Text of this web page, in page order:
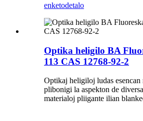
enketodetalo
Optika heligilo BA
113 CAS 12768-92-2
Optikaj heligiloj ludas esencan
plibonigi la aspekton de
materialoj pliigante ilian